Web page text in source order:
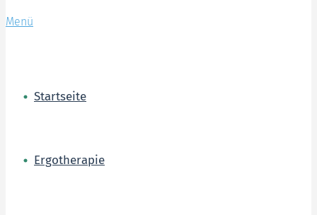
Menü
Startseite
Ergotherapie